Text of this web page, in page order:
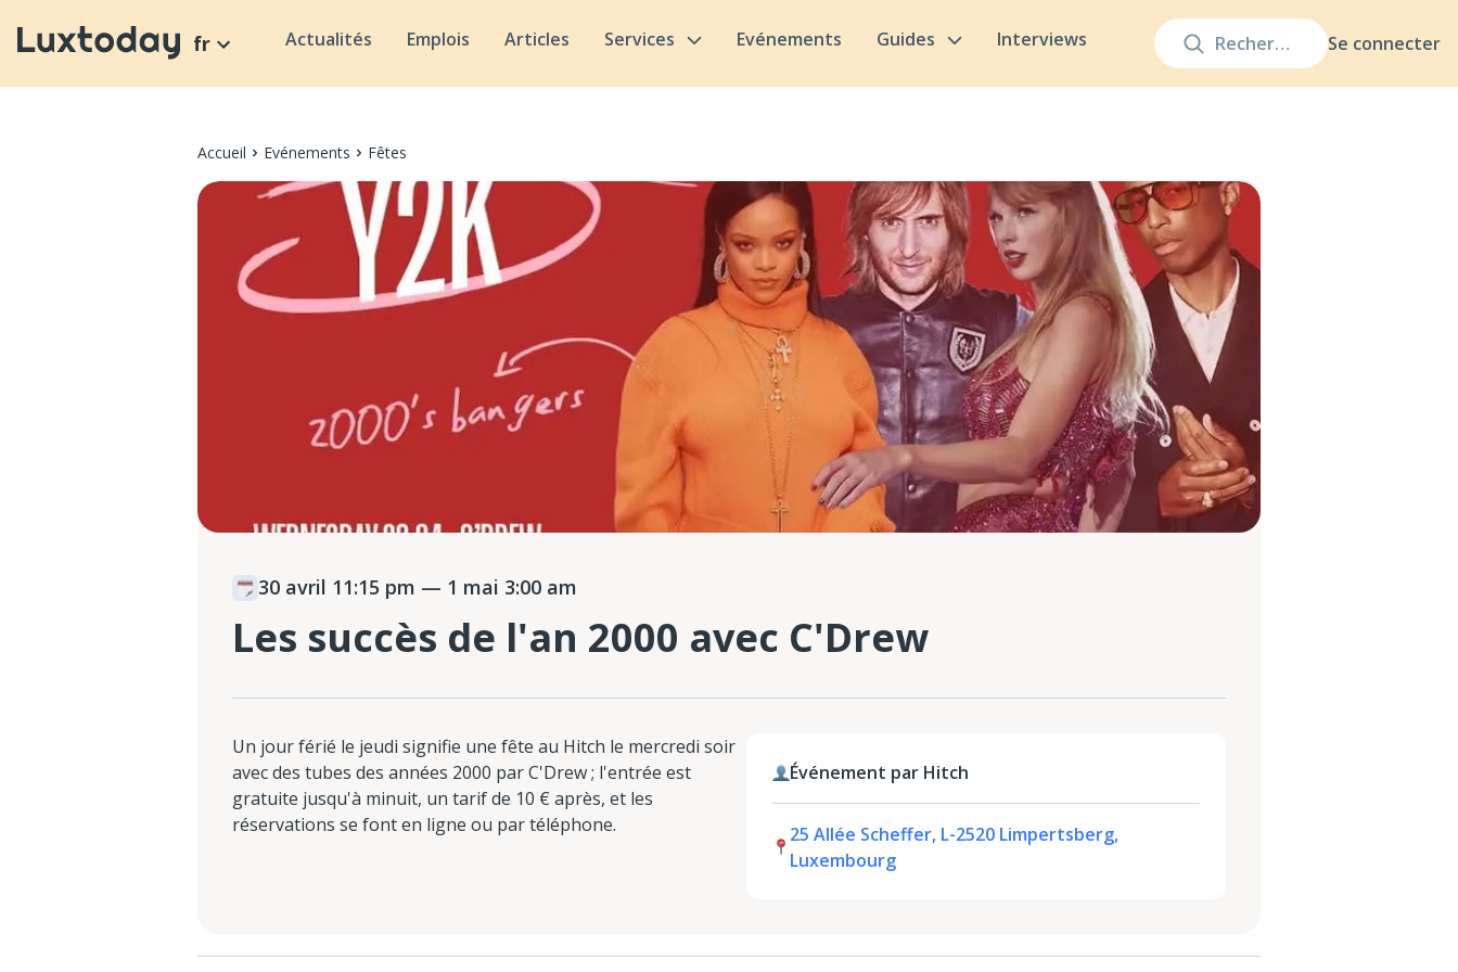
Se connecter
fr Actualités Emplois Articles Services Evénements Guides Interviews
Accueil Evénements Fêtes
30 avril 11:15 pm — 1 mai 3:00 am
Les succès de l'an 2000 avec C'Drew
Un jour férié le jeudi signifie une fête au Hitch le mercredi soir
avec des tubes des années 2000 par C'Drew ; l'entrée est
gratuite jusqu'à minuit, un tarif de 10 € après, et les
réservations se font en ligne ou par téléphone.
Événement par Hitch
25 Allée Scheffer, L-2520 Limpertsberg,
Luxembourg